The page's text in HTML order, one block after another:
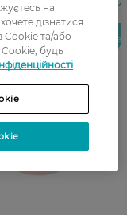
Новинка
на
дізнатися
Cookie та/або
будь